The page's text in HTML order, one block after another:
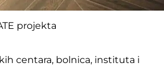
projekta
centara, bolnica, instituta i